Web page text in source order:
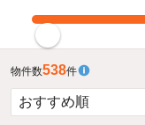
物件数538件